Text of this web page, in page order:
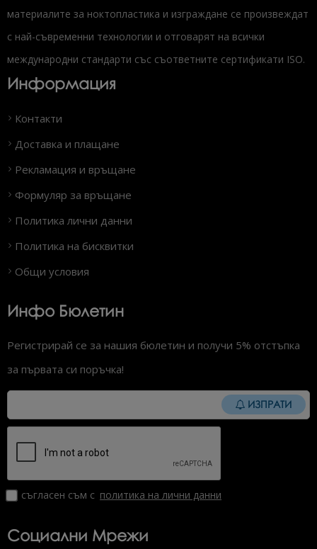
материалите за ноктопластика и изграждане се произвеждат
с най-съвременни технологии и отговарят на всички
международни стандарти със съответните сертификати ISO.
Информация
Контакти
Доставка и плащане
Рекламация и връщане
Формуляр за връщане
Политика лични данни
Политика на бисквитки
Общи условия
Инфо Бюлетин
Регистрирай се за нашия бюлетин и получи 5% отстъпка
за първата си поръчка!
ИЗПРАТИ
съгласен съм с политика на лични данни
Социални Мрежи